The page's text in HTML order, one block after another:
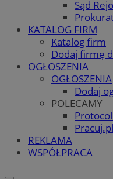
Sąd
KATALOG FIRM
Katalog firm
Dodaj firmę
OGŁOSZENIA
OGŁOSZENIA
Dodaj
POLECAMY
REKLAMA
WSPÓŁPRACA